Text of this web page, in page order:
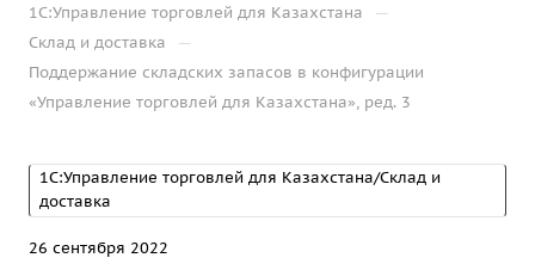
1С:Управление торговлей для Казахстана —
Склад и доставка —
Поддержание складских запасов в конфигурации
«Управление торговлей для Казахстана», ред. 3
1С:Управление торговлей для Казахстана/Склад и
доставка
26 сентября 2022